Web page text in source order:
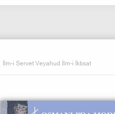
İlm-i Servet Veyahud İlm-i İktisat